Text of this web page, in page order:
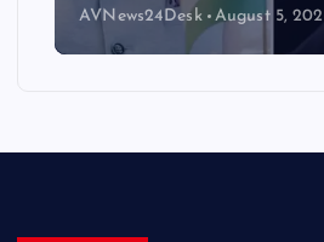
AVNews24Desk August 5,